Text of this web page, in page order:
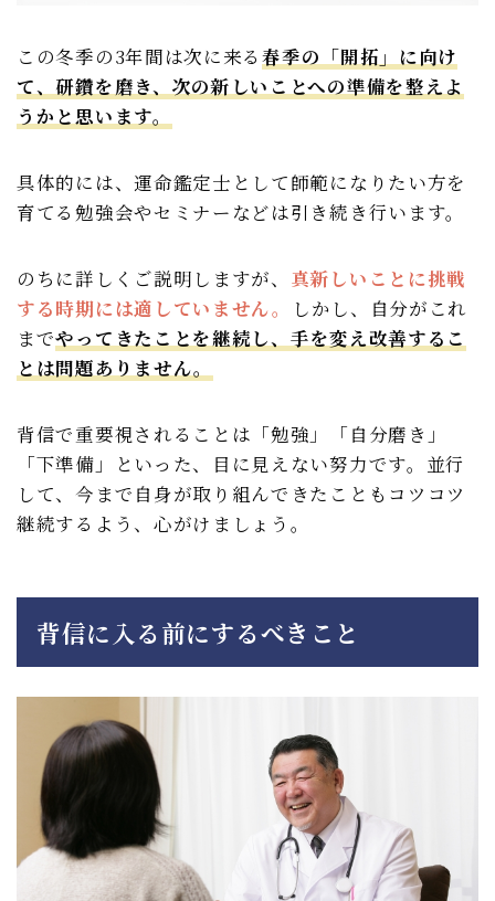
この冬季の3年間は次に来る春季の「開拓」に向け
て、研鑽を磨き、次の新しいことへの準備を整えよ
うかと思います。
具体的には、運命鑑定士として師範になりたい方を
育てる勉強会やセミナーなどは引き続き行います。
のちに詳しくご説明しますが、 真新しいことに挑戦
する時期には適していません。
しかし、自分がこれ
までやってきたことを継続し、手を変え改善するこ
とは問題ありません。
背信で重要視されることは「勉強」「自分磨き」
「下準備」といった、目に見えない努力です。並行
して、今まで自身が取り組んできたこともコツコツ
継続するよう、心がけましょう。
背信に入る前にするべきこと